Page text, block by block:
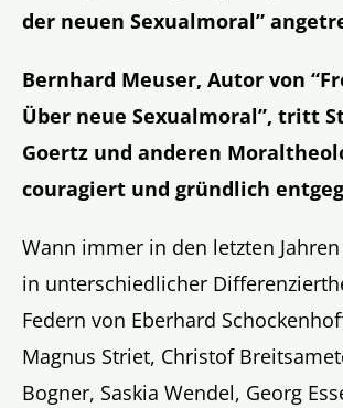
der neuen Sexualmoral”
Bernhard Meuser, Autor von
Über neue Sexualmoral”, tritt
Goertz und anderen
couragiert und gründlich
Wann immer in den letzten
in unterschiedlicher
Federn von Eberhard
Magnus Striet, Christof
Bogner, Saskia Wendel, Georg